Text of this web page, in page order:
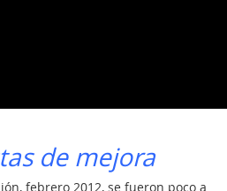
de mejora
febrero 2012, se fueron poco a